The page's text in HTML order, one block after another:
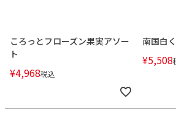
ころっとフローズン果実アソー
ト
¥4,968税込
南国白
¥5,508